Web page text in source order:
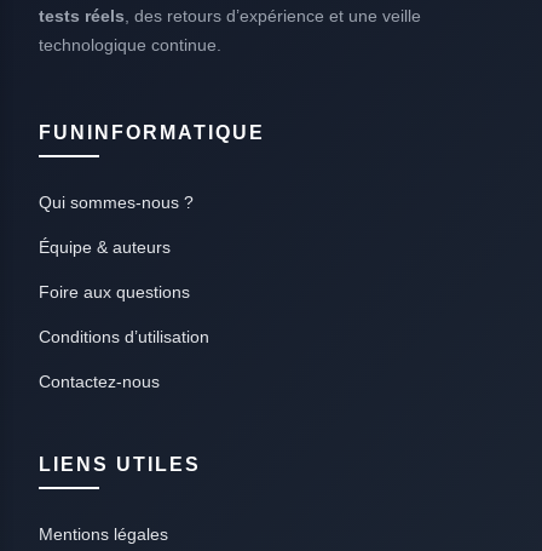
tests réels, des retours d’expérience et une veille
technologique continue.
FUNINFORMATIQUE
Qui sommes-nous ?
Équipe & auteurs
Foire aux questions
Conditions d’utilisation
Contactez-nous
LIENS UTILES
Mentions légales